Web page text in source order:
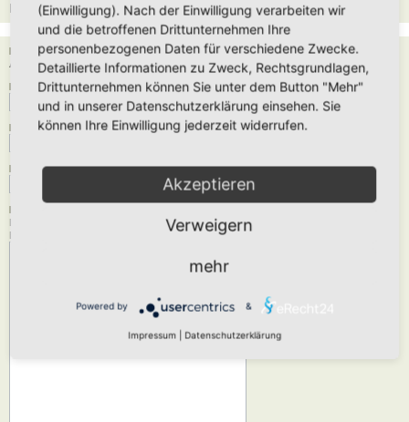
Robert
Empfänger:
Administrator
Deine E-Mail-Adresse:
Dein Name:
Betreff:
Nachrichtentext:
Diese Nachricht wird als reiner Text verschickt, verwende daher kein HTML oder
BBCode. Als Antwort-Adresse für die E-Mail wird deine E-Mail-Adresse angegeben.
(Einwilligung). Nach der Einwilligung verarbeiten wir
und die betroffenen Drittunternehmen Ihre
personenbezogenen Daten für verschiedene Zwecke.
Detaillierte Informationen zu Zweck, Rechtsgrundlagen,
Drittunternehmen können Sie unter dem Button "Mehr"
und in unserer Datenschutzerklärung einsehen. Sie
können Ihre Einwilligung jederzeit widerrufen.
Akzeptieren
Verweigern
mehr
Powered by &
Impressum Datenschutzerklärung